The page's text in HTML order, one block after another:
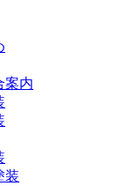
案内
装